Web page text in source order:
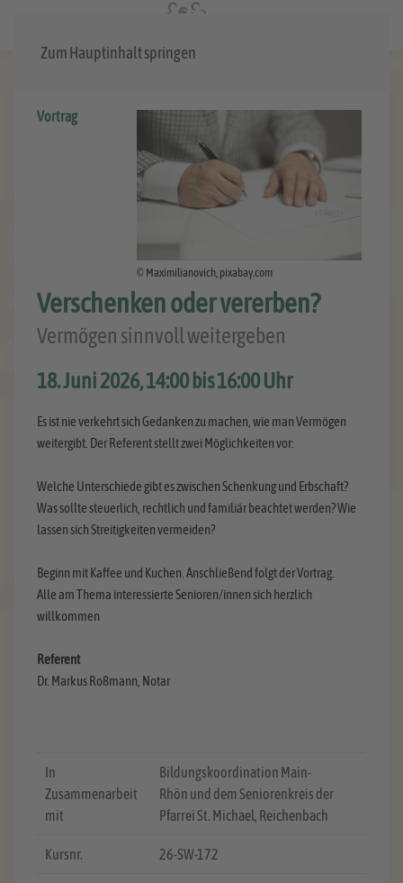
Zum Hauptinhalt springen
© Maximilianovich, pixabay.com
Vortrag
Verschenken oder vererben?
Vermögen sinnvoll weitergeben
18. Juni 2026, 14:00 bis 16:00 Uhr
Es ist nie verkehrt sich Gedanken zu machen, wie man Vermögen
weitergibt. Der Referent stellt zwei Möglichkeiten vor:
Welche Unterschiede gibt es zwischen Schenkung und Erbschaft?
Was sollte steuerlich, rechtlich und familiär beachtet werden? Wie
lassen sich Streitigkeiten vermeiden?
Beginn mit Kaffee und Kuchen. Anschließend folgt der Vortrag.
Alle am Thema interessierte Senioren/innen sich herzlich
willkommen
Referent
Dr. Markus Roßmann, Notar
In
Zusammenarbeit
mit
Bildungskoordination Main-
Rhön und dem Seniorenkreis der
Pfarrei St. Michael, Reichenbach
Kursnr. 26-SW-172